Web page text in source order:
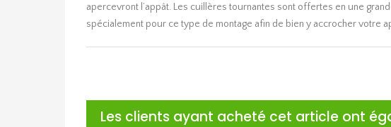
apercevront l’appât. Les cuillères tournantes sont offertes en une
spécialement pour ce type de montage afin de bien y accrocher votre
Les clients ayant acheté cet article ont